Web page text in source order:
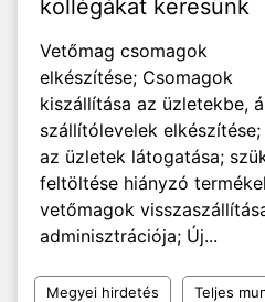
kollégákat keresünk
Vetőmag csomagok
elkészítése; Csomagok
kiszállítása az üzletekbe,
szállítólevelek
az üzletek látogatása;
feltöltése hiányzó
vetőmagok
adminisztrációja; Új...
Megyei hirdetés Teljes